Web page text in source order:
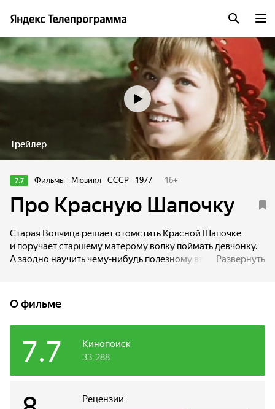
Трейлер
7.7 Фильмы Мюзикл СССР 1977 16+
Про Красную Шапочку
Старая Волчица решает отомстить Красной Шапочке
и поручает старшему матерому волку поймать девчонку.
А заодно научить чему-нибудь полезному второго сына,
лес.
Развернуть
О фильме
Кинопоиск
7.7 33 288
Рецензии